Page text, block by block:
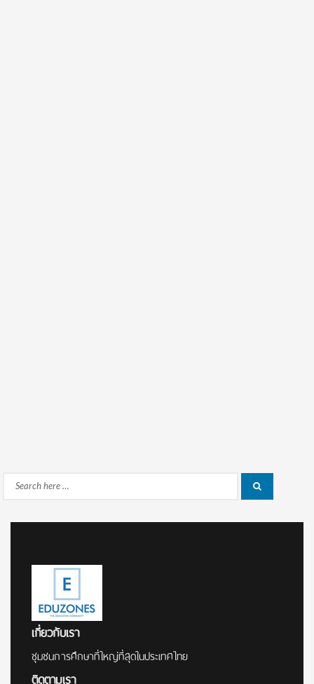
Search
เกี่ยวกับเรา
ชุมชนการศึกษาที่ใหญ่ที่สุดในประเทศไทย
ติดตามเรา